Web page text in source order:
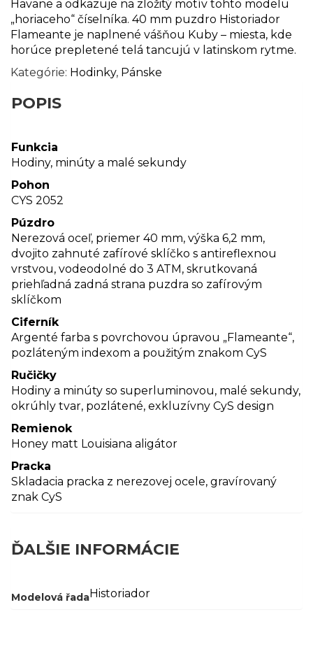
Havane a odkazuje na zložitý motív tohto modelu
„horiaceho“ číselníka. 40 mm puzdro Historiador
Flameante je naplnené vášňou Kuby – miesta, kde
horúce prepletené telá tancujú v latinskom rytme.
Kategórie: Hodinky, Pánske
POPIS
Funkcia
Hodiny, minúty a malé sekundy
Pohon
CYS 2052
Púzdro
Nerezová oceľ, priemer 40 mm, výška 6,2 mm,
dvojito zahnuté zafírové sklíčko s antireflexnou
vrstvou, vodeodolné do 3 ATM, skrutkovaná
priehľadná zadná strana puzdra so zafírovým
sklíčkom
Ciferník
Argenté farba s povrchovou úpravou „Flameante“,
pozláteným indexom a použitým znakom CyS
Ručičky
Hodiny a minúty so superluminovou, malé sekundy,
okrúhly tvar, pozlátené, exkluzívny CyS design
Remienok
Honey matt Louisiana aligátor
Pracka
Skladacia pracka z nerezovej ocele, gravírovaný
znak CyS
ĎALŠIE INFORMÁCIE
Modelová řadaHistoriador